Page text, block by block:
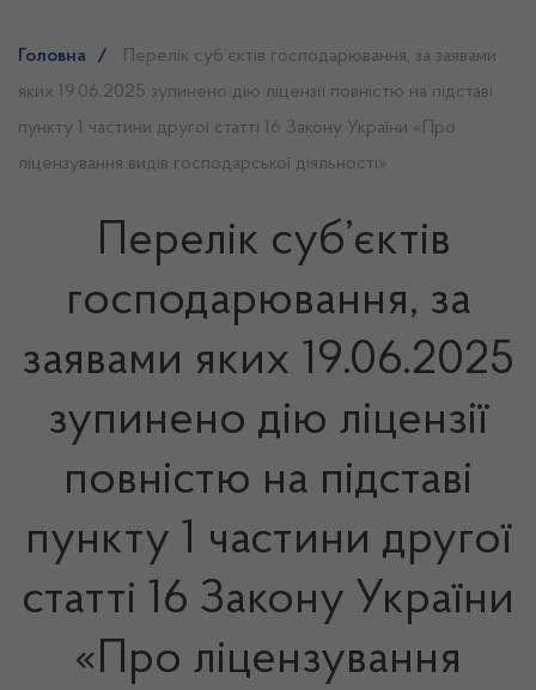
Головна /
Перелік суб’єктів господарювання, за заявами
яких 19.06.2025 зупинено дію ліцензії повністю на підставі
пункту 1 частини другої статті 16 Закону України «Про
ліцензування видів господарської діяльності»
Перелік суб’єктів
господарювання, за
заявами яких 19.06.2025
зупинено дію ліцензії
повністю на підставі
пункту 1 частини другої
статті 16 Закону України
«Про ліцензування